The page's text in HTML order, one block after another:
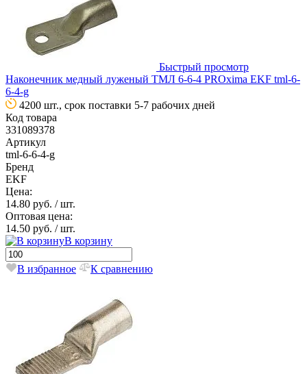
Быстрый просмотр
Наконечник медный луженый ТМЛ 6-6-4 PROxima EKF tml-6-
6-4-g
4200 шт., срок поставки 5-7 рабочих дней
Код товара
331089378
Артикул
tml-6-6-4-g
Бренд
EKF
Цена:
14.80 руб. / шт.
Оптовая цена:
14.50 руб. / шт.
В корзину
В избранное К сравнению